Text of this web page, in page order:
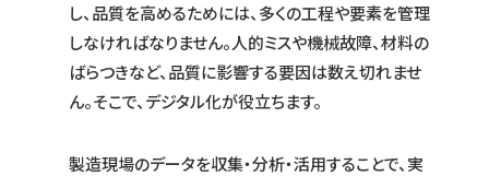
し、品質を高めるためには、多くの工程や要素を管理
しなければなりません。人的ミスや機械故障、材料の
ばらつきなど、品質に影響する要因は数え切れませ
ん。そこで、デジタル化が役立ちます。
製造現場のデータを収集・分析・活用することで、実